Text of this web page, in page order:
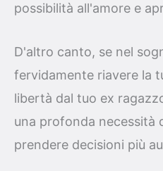
possibilità all'amore e
D'altro canto, se nel
fervidamente riavere la
libertà dal tuo ex
una profonda necessità
prendere decisioni più